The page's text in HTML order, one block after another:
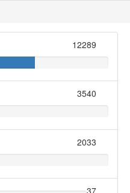
12289
3540
2033
37